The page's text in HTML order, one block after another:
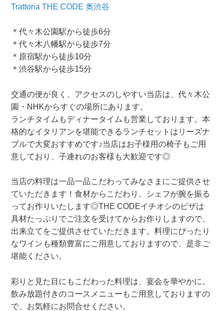
Trattoria THE CODE 奥渋谷
＊代々木公園駅から徒歩6分
＊代々木八幡駅から徒歩7分
＊原宿駅から徒歩10分
＊渋谷駅から徒歩15分
交通の便が良く、アクセスのしやすい当店は、代々木公
園・NHKからすぐの場所にあります。
ランチタイムもディナータイムも営業しております。本
格的なイタリアンを堪能できるランチセットはリーズナ
ブルで大変おすすめです♪当店はお子様用の椅子もご用
意しており、子連れのお客様も大歓迎です◎
当店の料理は一品一品こだわってみなさまにご提供させ
ていただきます！食材からこだわり、シェフが腕を振る
ってお作りいたします◎THE CODEイチオシのピザは
具材たっぷりでご注文を受けてからお作りしますので、
出来立てをご提供させていただきます。料理にぴったり
なワインも種類豊富にご用意しておりますので、是非ご
堪能ください。
彩りと見た目にもこだわった料理は、宴会を華やかに。
飲み放題付きのコースメニューもご用意しておりますの
で、お気軽にお問合せください。